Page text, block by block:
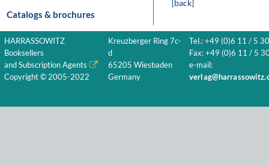
Catalogs & brochures
[back]
HARRASSOWITZ
Booksellers
and Subscription Agents
Copyright © 2005-2022
Kreuzberger Ring 7c-
d
65205 Wiesbaden
Germany
Tel.: +49 (0)6 11 / 5
Fax: +49 (0)6 11 / 5
e-mail: